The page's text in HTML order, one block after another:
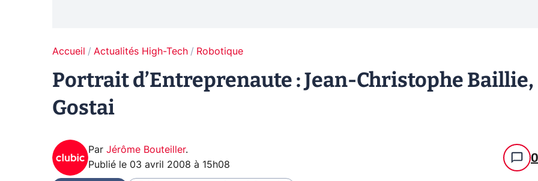
Accueil Actualités High-Tech Robotique
Portrait d’Entreprenaute : Jean-Christophe Baillie,
Gostai
Par Jérôme Bouteiller.
Publié le 03 avril 2008 à 15h08 0